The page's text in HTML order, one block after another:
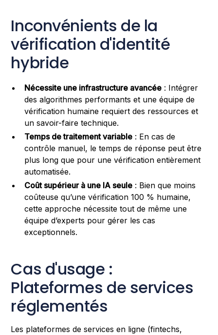
Inconvénients de la
vérification d'identité
hybride
Nécessite une infrastructure avancée : Intégrer
des algorithmes performants et une équipe de
vérification humaine requiert des ressources et
un savoir-faire technique.
Temps de traitement variable : En cas de
contrôle manuel, le temps de réponse peut être
plus long que pour une vérification entièrement
automatisée.
Coût supérieur à une IA seule : Bien que moins
coûteuse qu’une vérification 100 % humaine,
cette approche nécessite tout de même une
équipe d’experts pour gérer les cas
exceptionnels.
Cas d'usage :
Plateformes de services
réglementés
Les plateformes de services en ligne (fintechs,